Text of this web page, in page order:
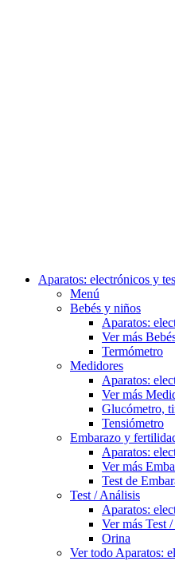
Aparatos: electrónicos y
Menú
Bebés y niños
Aparatos:
Ver más
Termómetro
Medidores
Aparatos:
Ver más
Glucómetro,
Tensiómetro
Embarazo y
Aparatos:
Ver más
Test de
Test / Análisis
Aparatos:
Ver más Test
Orina
Ver todo Aparatos: